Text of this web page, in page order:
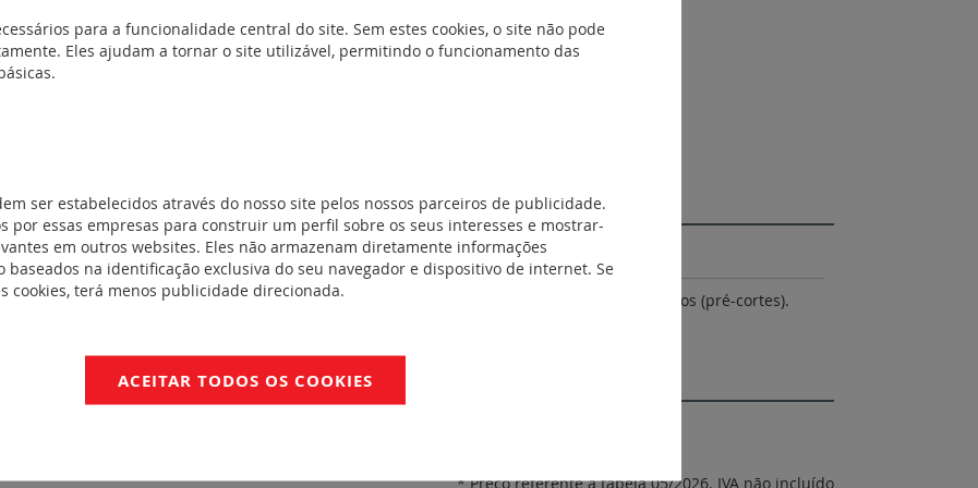
nas caixas de derivação estanques Plexo. Com marcação dos Ø de tubos e cabos (pré-cortes).
(para utilização com as caixas vermelhas).
* Preço referente à tabela 05/2026. IVA não incluído
para a funcionalidade central do site. Sem estes cookies, o site não pode
Eles ajudam a tornar o site utilizável, permitindo o funcionamento das
ser estabelecidos através do nosso site pelos nossos parceiros de publicidade.
por essas empresas para construir um perfil sobre os seus interesses e mostrar-
em outros websites. Eles não armazenam diretamente informações
baseados na identificação exclusiva do seu navegador e dispositivo de internet. Se
cookies, terá menos publicidade direcionada.
ACEITAR TODOS OS COOKIES